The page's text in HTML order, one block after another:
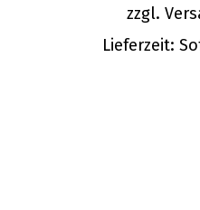
zzgl.
Lieferzeit: